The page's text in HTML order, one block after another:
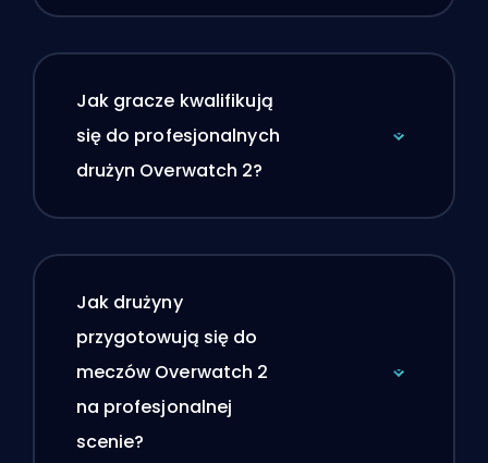
Jak gracze kwalifikują
się do profesjonalnych
drużyn Overwatch 2?
Jak drużyny
przygotowują się do
meczów Overwatch 2
na profesjonalnej
scenie?